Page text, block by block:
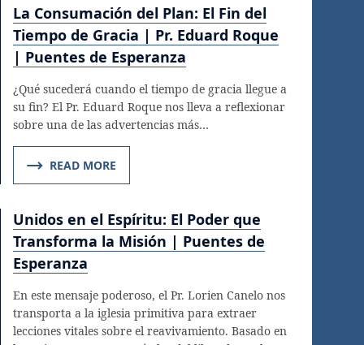
La Consumación del Plan: El Fin del
Tiempo de Gracia | Pr. Eduard Roque
| Puentes de Esperanza
¿Qué sucederá cuando el tiempo de gracia llegue a
su fin? El Pr. Eduard Roque nos lleva a reflexionar
sobre una de las advertencias más…
READ MORE
Unidos en el Espíritu: El Poder que
Transforma la Misión | Puentes de
Esperanza
En este mensaje poderoso, el Pr. Lorien Canelo nos
transporta a la iglesia primitiva para extraer
lecciones vitales sobre el reavivamiento. Basado en